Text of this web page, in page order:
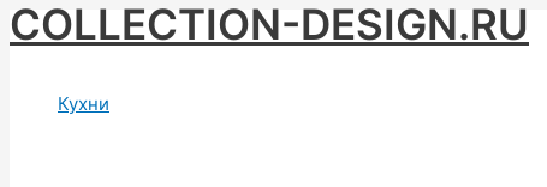
Skip
to
COLLECTION-DESIGN.RU
Кухни